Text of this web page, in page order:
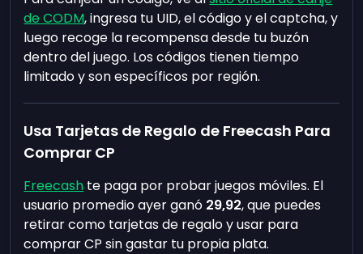
de CODM, ingresa tu UID, el código y el captcha, y
luego recoge la recompensa desde tu buzón
dentro del juego. Los códigos tienen tiempo
limitado y son específicos por región.
Usa Tarjetas de Regalo de Freecash Para
Comprar CP
Freecash te paga por probar juegos móviles. El
usuario promedio ayer ganó 29,92, que puedes
retirar como tarjetas de regalo y usar para
comprar CP sin gastar tu propia plata.